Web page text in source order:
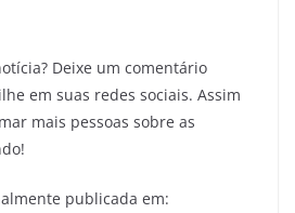
Deixe um comentário
em suas redes sociais. Assim
mais pessoas sobre as
publicada em: